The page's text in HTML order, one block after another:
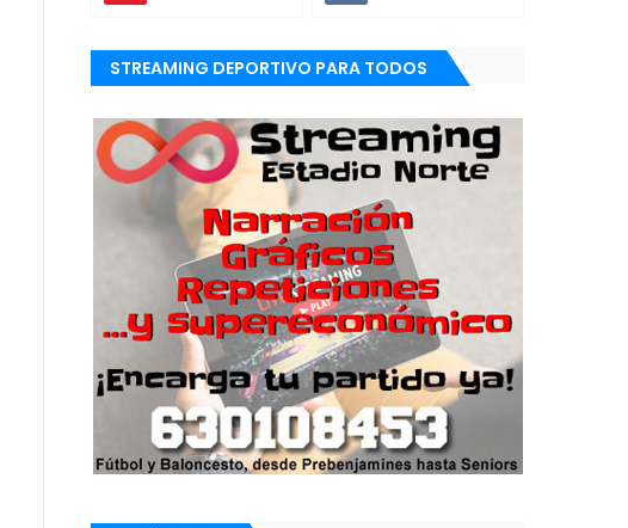
STREAMING DEPORTIVO PARA TODOS